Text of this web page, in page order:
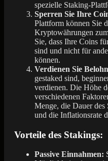
spezielle Staking-
Sperren Sie Ihre
Plattform können Sie
Kryptowährungen
Sie, dass Ihre Coins
sind und nicht für
können.
Verdienen Sie
gestaked sind,
verdienen. Die Höhe
verschiedenen
Menge, die Dauer
und die Inflationsrate
Vorteile des Stakings:
Passive Einnahmen: